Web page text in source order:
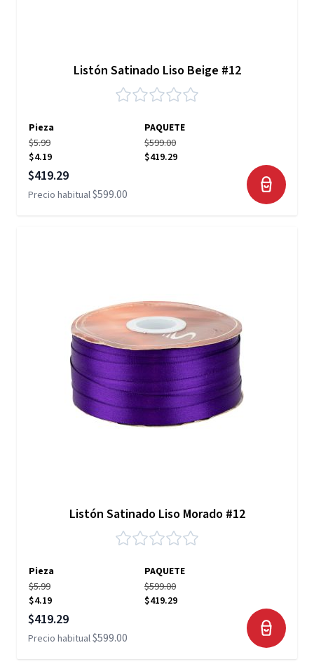
Listón Satinado Liso Beige #12
Pieza
PAQUETE
$5.99
$4.19
$599.00
$419.29
Precio especial
$419.29
Precio habitual$599.00
Listón Satinado Liso Morado #12
Pieza
PAQUETE
$5.99
$4.19
$599.00
$419.29
Precio especial
$419.29
Precio habitual$599.00